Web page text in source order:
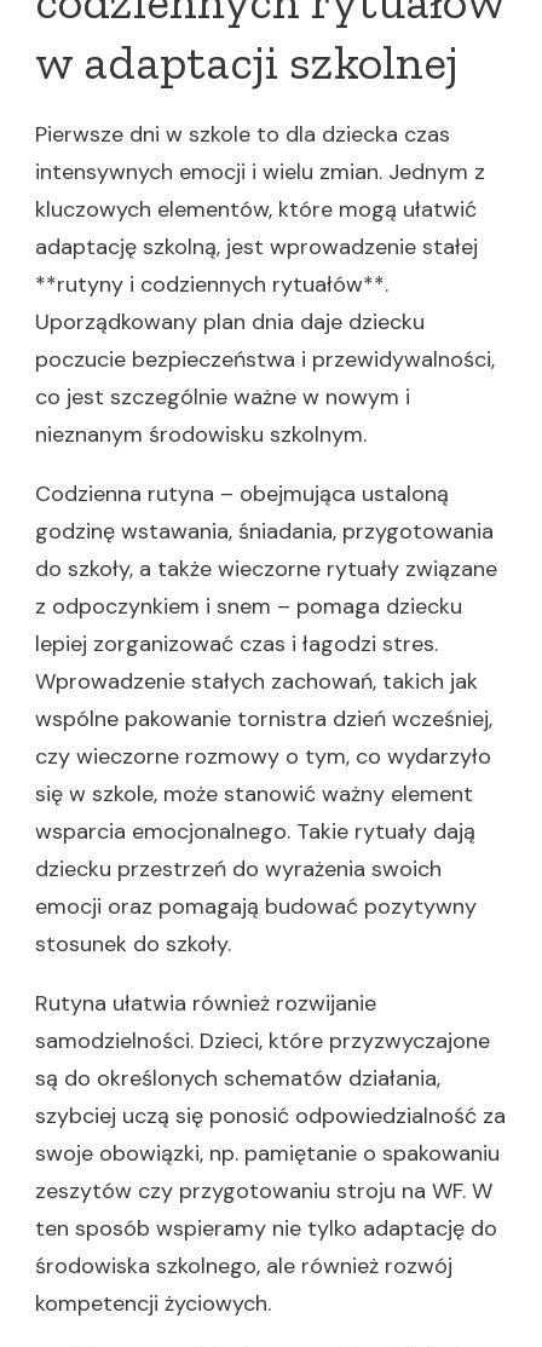
w adaptacji szkolnej
Pierwsze dni w szkole to dla dziecka czas
intensywnych emocji i wielu zmian. Jednym z
kluczowych elementów, które mogą ułatwić
adaptację szkolną, jest wprowadzenie stałej
**rutyny i codziennych rytuałów**.
Uporządkowany plan dnia daje dziecku
poczucie bezpieczeństwa i przewidywalności,
co jest szczególnie ważne w nowym i
nieznanym środowisku szkolnym.
Codzienna rutyna – obejmująca ustaloną
godzinę wstawania, śniadania, przygotowania
do szkoły, a także wieczorne rytuały związane
z odpoczynkiem i snem – pomaga dziecku
lepiej zorganizować czas i łagodzi stres.
Wprowadzenie stałych zachowań, takich jak
wspólne pakowanie tornistra dzień wcześniej,
czy wieczorne rozmowy o tym, co wydarzyło
się w szkole, może stanowić ważny element
wsparcia emocjonalnego. Takie rytuały dają
dziecku przestrzeń do wyrażenia swoich
emocji oraz pomagają budować pozytywny
stosunek do szkoły.
Rutyna ułatwia również rozwijanie
samodzielności. Dzieci, które przyzwyczajone
są do określonych schematów działania,
szybciej uczą się ponosić odpowiedzialność za
swoje obowiązki, np. pamiętanie o spakowaniu
zeszytów czy przygotowaniu stroju na WF. W
ten sposób wspieramy nie tylko adaptację do
środowiska szkolnego, ale również rozwój
kompetencji życiowych.